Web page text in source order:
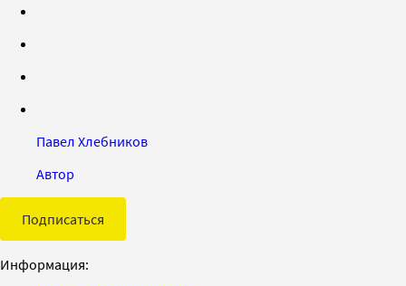
Павел Хлебников
Автор
Подписаться
Информация: